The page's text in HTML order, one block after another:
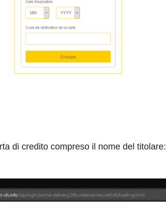
di credito compreso il nome del titolare: